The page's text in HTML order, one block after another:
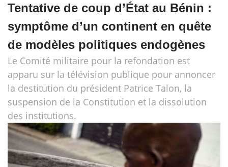
Tentative de coup d’État au Bénin :
symptôme d’un continent en quête
de modèles politiques endogènes
Le Comité militaire pour la refondation est
apparu sur la télévision publique pour annoncer
la destitution du président Patrice Talon, la
suspension de la Constitution et la dissolution
des institutions.